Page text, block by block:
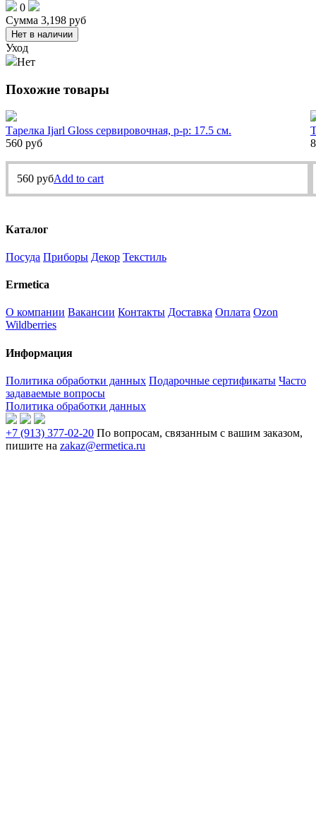
0
Сумма 3,198 руб
Нет в наличии
Уход
Нет
Похожие товары
Тарелка Ijarl Gloss сервировочная, р-р: 17.5 см.
560 руб
560 рубAdd to cart
Каталог
Посуда Приборы Декор Текстиль
Ermetica
О компании Вакансии Контакты Доставка Оплата Ozon
Wildberries
Информация
Политика обработки данных Подарочные сертификаты Часто
задаваемые вопросы
Политика обработки данных
+7 (913) 377-02-20 По вопросам, связанным с вашим заказом,
пишите на zakaz@ermetica.ru